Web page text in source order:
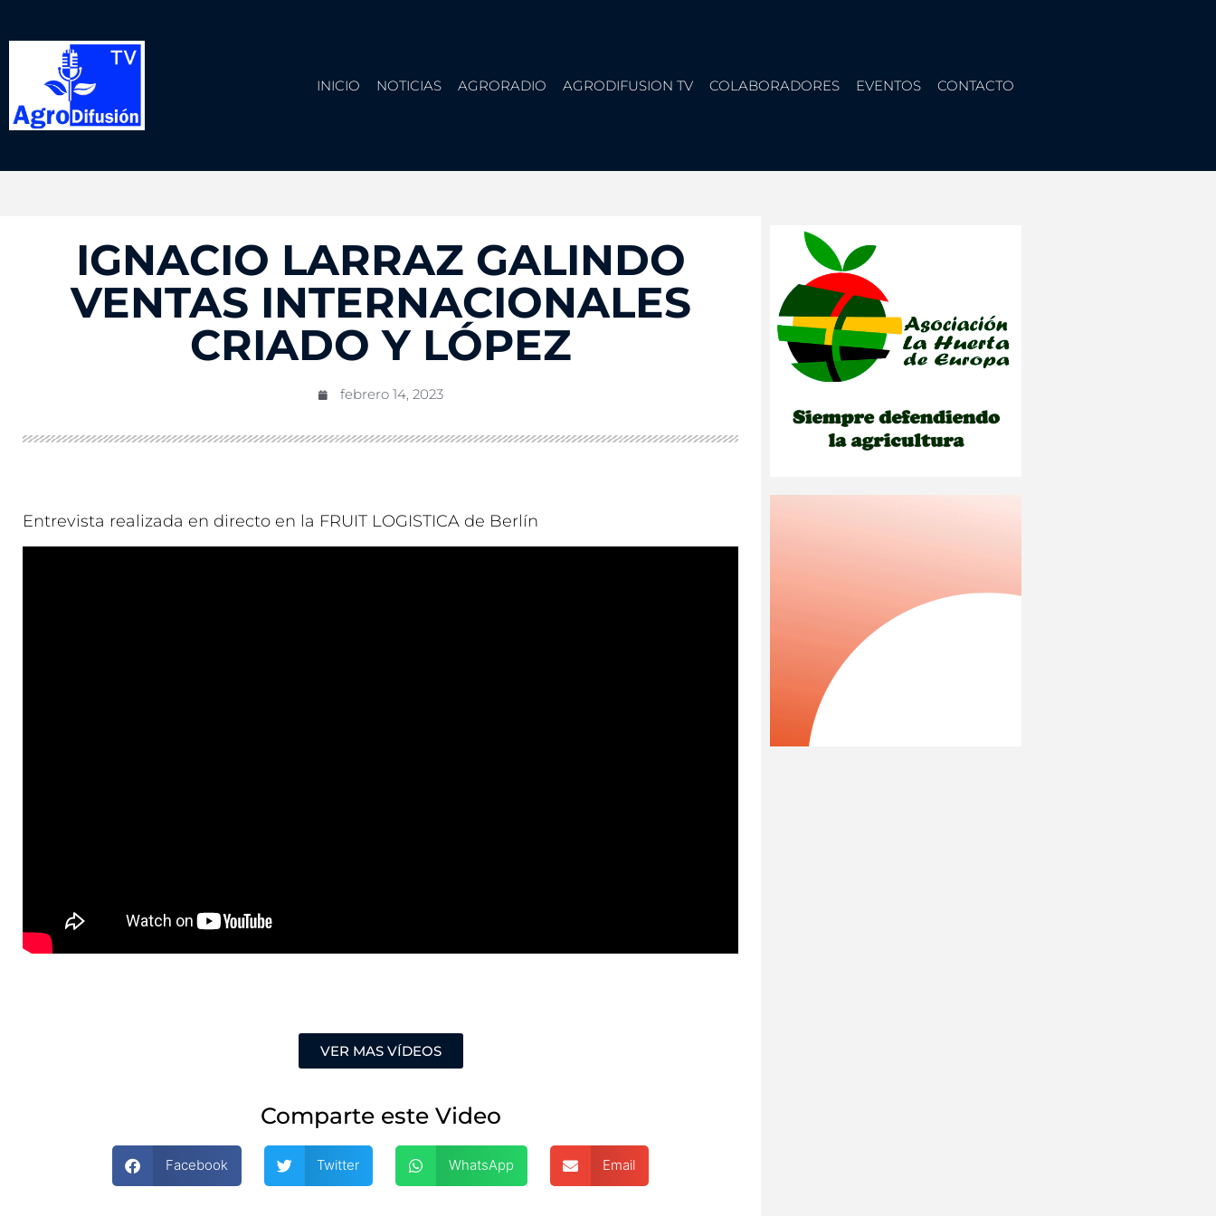
INICIO NOTICIAS AGRORADIO AGRODIFUSION TV COLABORADORES EVENTOS CONTACTO
IGNACIO LARRAZ GALINDO
VENTAS INTERNACIONALES
CRIADO Y LÓPEZ
febrero 14, 2023
Entrevista realizada en directo en la FRUIT LOGISTICA de Berlín
VER MAS VÍDEOS
Comparte este Video
Facebook Twitter WhatsApp Email